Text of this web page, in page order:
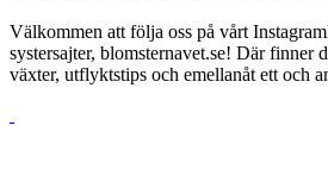
Välkommen att följa oss på vårt
systersajter, blomsternavet.se! Där finner
växter, utflyktstips och emellanåt ett och